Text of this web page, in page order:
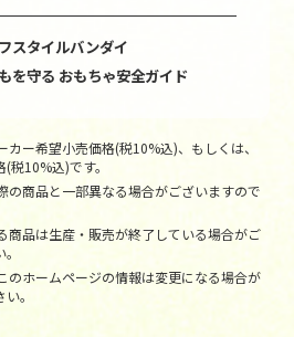
スタイルバンダイ
を守る おもちゃ安全ガイド
ー希望小売価格(税10%込)、もしくは、
税10%込)です。
商品と一部異なる場合がございますので
品は生産・販売が終了している場合がご
ホームページの情報は変更になる場合が
。